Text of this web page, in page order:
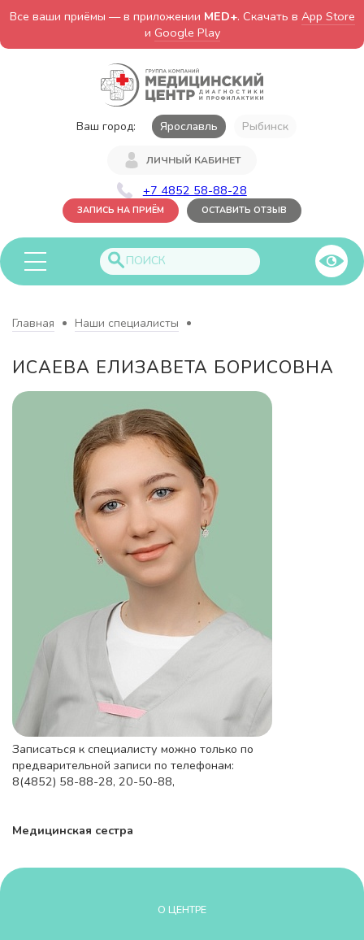
Все ваши приёмы — в приложении MED+. Скачать в App Store
и Google Play
Ваш город: Ярославль Рыбинск
ЛИЧНЫЙ КАБИНЕТ
+7 4852 58-88-28
ЗАПИСЬ НА ПРИЁМ ОСТАВИТЬ ОТЗЫВ
Главная Наши специалисты
ИСАЕВА ЕЛИЗАВЕТА БОРИСОВНА
Записаться к специалисту можно только по
предварительной записи по телефонам:
8(4852) 58-88-28, 20-50-88,
Медицинская сестра
О ЦЕНТРЕ